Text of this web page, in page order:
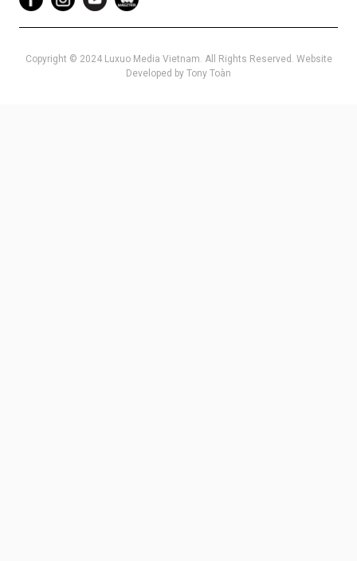
Copyright © 2024 Luxuo Media Vietnam. All Rights Reserved. Website
Developed by Tony Toàn